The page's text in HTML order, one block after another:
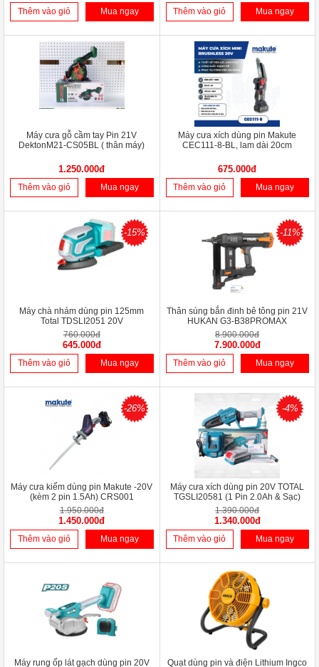
Thêm vào giỏ Mua ngay Thêm vào giỏ Mua ngay
Máy cưa gỗ cầm tay Pin 21V
DektonM21-CS05BL ( thân máy)
1.250.000đ
Thêm vào giỏ Mua ngay
Máy cưa xích dùng pin Makute
CEC111-8-BL, lam dài 20cm
675.000đ
Thêm vào giỏ Mua ngay
-15%
Máy chà nhám dùng pin 125mm
Total TDSLI2051 20V
760.000đ
645.000đ
Thêm vào giỏ Mua ngay
-11%
Thân súng bắn đinh bê tông pin 21V
HUKAN G3-B38PROMAX
8.900.000đ
7.900.000đ
Thêm vào giỏ Mua ngay
-26%
Máy cưa kiếm dùng pin Makute -20V
(kèm 2 pin 1.5Ah) CRS001
1.950.000đ
1.450.000đ
Thêm vào giỏ Mua ngay
-4%
Máy cưa xích dùng pin 20V TOTAL
TGSLI20581 (1 Pin 2.0Ah & Sạc)
1.390.000đ
1.340.000đ
Thêm vào giỏ Mua ngay
Máy rung ốp lát gạch dùng pin 20V Quạt dùng pin và điện Lithium Ingco